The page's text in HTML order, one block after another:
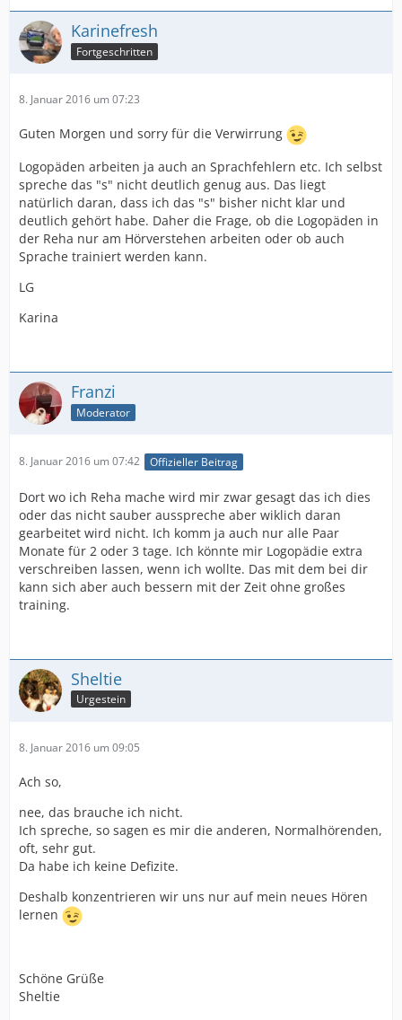
Karinefresh
Fortgeschritten
8. Januar 2016 um 07:23
Guten Morgen und sorry für die Verwirrung
Logopäden arbeiten ja auch an Sprachfehlern etc. Ich selbst
spreche das "s" nicht deutlich genug aus. Das liegt
natürlich daran, dass ich das "s" bisher nicht klar und
deutlich gehört habe. Daher die Frage, ob die Logopäden in
der Reha nur am Hörverstehen arbeiten oder ob auch
Sprache trainiert werden kann.
LG
Karina
Franzi
Moderator
8. Januar 2016 um 07:42 Offizieller Beitrag
Dort wo ich Reha mache wird mir zwar gesagt das ich dies
oder das nicht sauber ausspreche aber wiklich daran
gearbeitet wird nicht. Ich komm ja auch nur alle Paar
Monate für 2 oder 3 tage. Ich könnte mir Logopädie extra
verschreiben lassen, wenn ich wollte. Das mit dem bei dir
kann sich aber auch bessern mit der Zeit ohne großes
training.
Sheltie
Urgestein
8. Januar 2016 um 09:05
Ach so,
nee, das brauche ich nicht.
Ich spreche, so sagen es mir die anderen, Normalhörenden,
oft, sehr gut.
Da habe ich keine Defizite.
Deshalb konzentrieren wir uns nur auf mein neues Hören
lernen
Schöne Grüße
Sheltie